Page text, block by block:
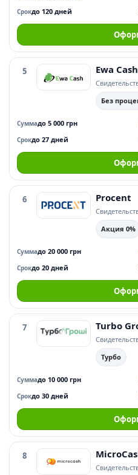
Срокдо 120 дней
5 Ewa Cash
Без
Суммадо 5 000 грн
Срокдо 27 дней
6 Procent
Акция 0%
Суммадо 20 000 грн
Срокдо 20 дней
7 Turbo
Турбо
Суммадо 10 000 грн
Срокдо 30 дней
8